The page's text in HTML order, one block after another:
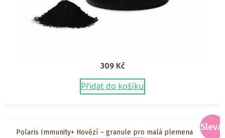
309 Kč
Přidat do košíku
Sleva!
Polaris Immunity+ Hovězí – granule pro malá plemena